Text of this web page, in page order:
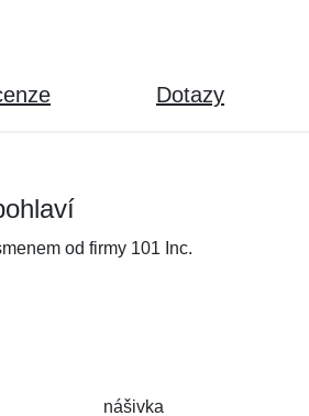
Dotazy
od firmy 101 Inc.
nášivka